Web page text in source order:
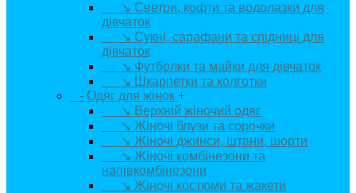
↘ Светри, кофти та водолазки для
дівчаток
↘ Сукні, сарафани та спідниці для
дівчаток
↘ Футболки та майки для дівчаток
↘ Шкарпетки та колготки
- Одяг для жінок +
↘ Верхній жіночий одяг
↘ Жіночі блузи та сорочки
↘ Жіночі джинси, штани, шорти
↘ Жіночі комбінезони та
напівкомбінезони
↘ Жіночі костюми та жакети